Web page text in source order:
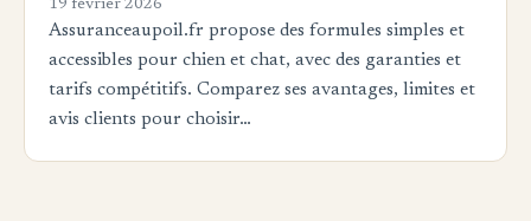
19 février 2026
Assuranceaupoil.fr propose des formules simples et
accessibles pour chien et chat, avec des garanties et
tarifs compétitifs. Comparez ses avantages, limites et
avis clients pour choisir…